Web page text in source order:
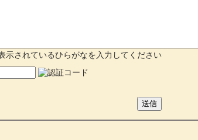
示されているひらがなを入力してください